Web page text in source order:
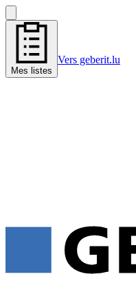
Mes listes
Vers geberit.lu